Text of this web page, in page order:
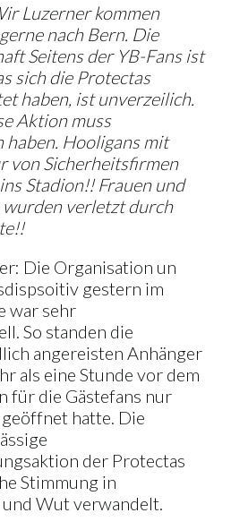
Luzerner kommen
nach Bern. Die
Seitens der YB-Fans ist
sich die Protectas
haben, ist unverzeilich.
Aktion muss
haben. Hooligans mit
von Sicherheitsfirmen
Stadion!! Frauen und
verletzt durch
Die Organisation un
gestern im
war sehr
So standen die
angereisten Anhänger
als eine Stunde vor dem
für die Gästefans nur
hatte. Die
der Protectas
Stimmung in
Wut verwandelt.